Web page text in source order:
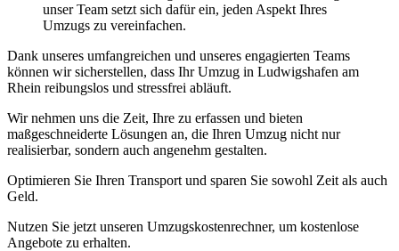
unser Team setzt sich dafür ein, jeden Aspekt Ihres
Umzugs zu vereinfachen.
Dank unseres umfangreichen und unseres engagierten Teams
können wir sicherstellen, dass Ihr Umzug in Ludwigshafen am
Rhein reibungslos und stressfrei abläuft.
Wir nehmen uns die Zeit, Ihre zu erfassen und bieten
maßgeschneiderte Lösungen an, die Ihren Umzug nicht nur
realisierbar, sondern auch angenehm gestalten.
Optimieren Sie Ihren Transport und sparen Sie sowohl Zeit als auch
Geld.
Nutzen Sie jetzt unseren Umzugskostenrechner, um kostenlose
Angebote zu erhalten.